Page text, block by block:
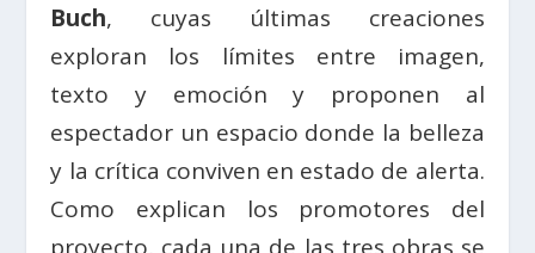
Buch, cuyas últimas creaciones
exploran los límites entre imagen,
texto y emoción y proponen al
espectador un espacio donde la belleza
y la crítica conviven en estado de alerta.
Como explican los promotores del
proyecto, cada una de las tres obras se